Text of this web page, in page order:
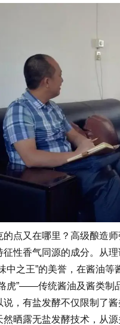
又在哪里？高级酿造
性香气同源的成分。从
之王”的美誉，在酱油
虎”——传统酱油及酱类
，有盐发酵不仅限制了
晒露无盐发酵技术，从